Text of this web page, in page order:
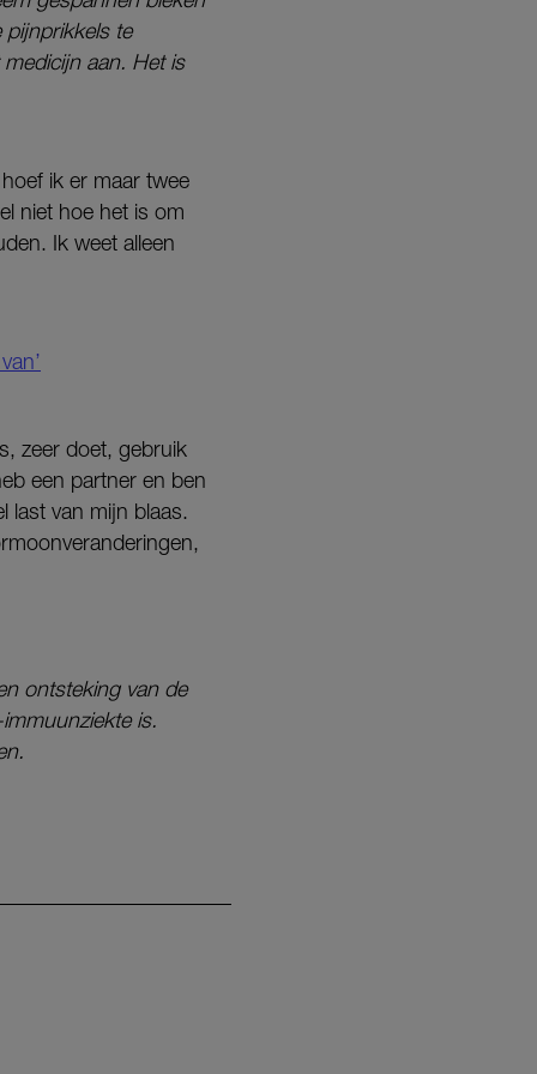
pijnprikkels te
aan. Het is
ik er maar twee
niet hoe het is om
Ik weet alleen
zeer doet, gebruik
een partner en ben
last van mijn blaas.
ontsteking van de
is.